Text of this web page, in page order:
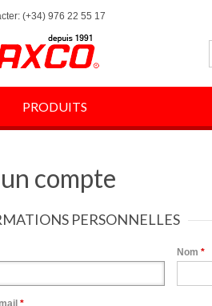
(+34) 976 22 55 17
PRODUITS
compte
PERSONNELLES
*
Nom
*